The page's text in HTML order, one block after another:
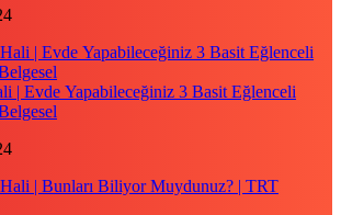
| Evde Yapabileceğiniz 3 Basit Eğlenceli